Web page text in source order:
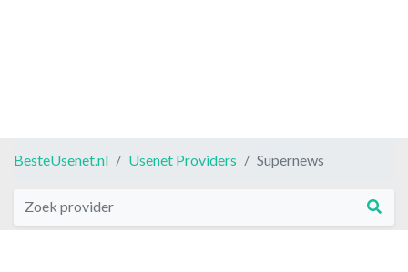
BesteUsenet.nl Usenet Providers Supernews